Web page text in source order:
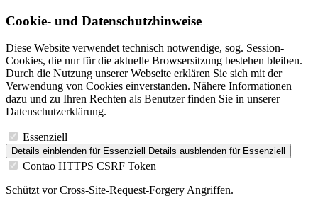
Cookie- und Datenschutzhinweise
Diese Website verwendet technisch notwendige, sog. Session-
Cookies, die nur für die aktuelle Browsersitzung bestehen bleiben.
Durch die Nutzung unserer Webseite erklären Sie sich mit der
Verwendung von Cookies einverstanden. Nähere Informationen
dazu und zu Ihren Rechten als Benutzer finden Sie in unserer
Datenschutzerklärung.
Essenziell
Details einblenden für Essenziell Details ausblenden für Essenziell
Contao HTTPS CSRF Token
Schützt vor Cross-Site-Request-Forgery Angriffen.